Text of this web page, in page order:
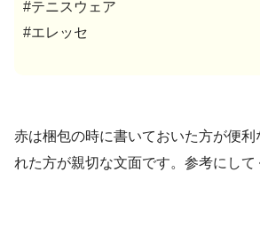
#テニスウェア
#エレッセ
赤は梱包の時に書いておいた方が便
れた方が親切な文面です。参考にして